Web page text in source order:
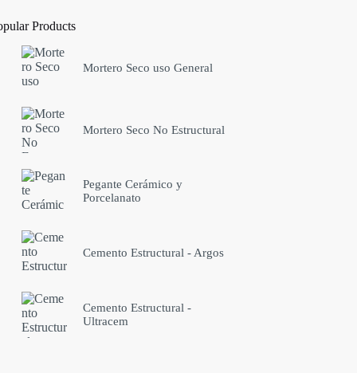
Products
Mortero Seco uso General
Mortero Seco No Estructural
Pegante Cerámico y
Porcelanato
Cemento Estructural - Argos
Cemento Estructural -
Ultracem